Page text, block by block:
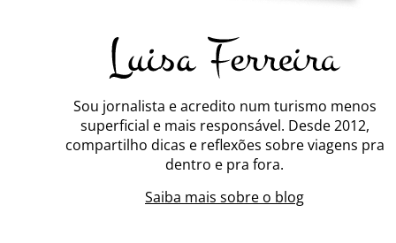
Sou jornalista e acredito num turismo menos
superficial e mais responsável. Desde 2012,
compartilho dicas e reflexões sobre viagens pra
dentro e pra fora.
Saiba mais sobre o blog